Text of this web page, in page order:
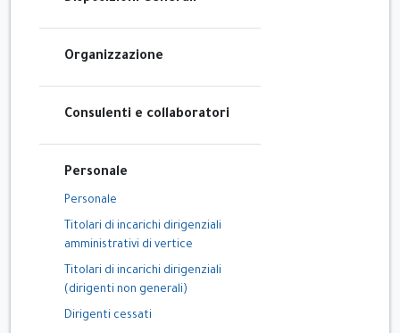
Organizzazione
Consulenti e collaboratori
Personale
Personale
Titolari di incarichi dirigenziali
amministrativi di vertice
Titolari di incarichi dirigenziali
(dirigenti non generali)
Dirigenti cessati